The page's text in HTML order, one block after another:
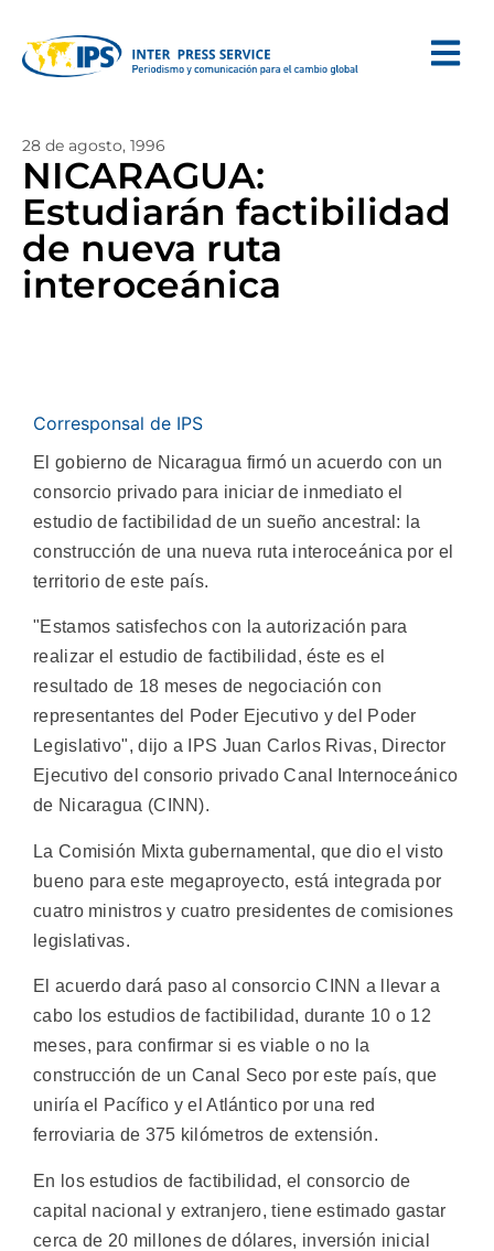
28 de agosto, 1996
NICARAGUA:
Estudiarán factibilidad
de nueva ruta
interoceánica
Corresponsal de IPS
El gobierno de Nicaragua firmó un acuerdo con un
consorcio privado para iniciar de inmediato el
estudio de factibilidad de un sueño ancestral: la
construcción de una nueva ruta interoceánica por el
territorio de este país.
"Estamos satisfechos con la autorización para
realizar el estudio de factibilidad, éste es el
resultado de 18 meses de negociación con
representantes del Poder Ejecutivo y del Poder
Legislativo", dijo a IPS Juan Carlos Rivas, Director
Ejecutivo del consorio privado Canal Internoceánico
de Nicaragua (CINN).
La Comisión Mixta gubernamental, que dio el visto
bueno para este megaproyecto, está integrada por
cuatro ministros y cuatro presidentes de comisiones
legislativas.
El acuerdo dará paso al consorcio CINN a llevar a
cabo los estudios de factibilidad, durante 10 o 12
meses, para confirmar si es viable o no la
construcción de un Canal Seco por este país, que
uniría el Pacífico y el Atlántico por una red
ferroviaria de 375 kilómetros de extensión.
En los estudios de factibilidad, el consorcio de
capital nacional y extranjero, tiene estimado gastar
cerca de 20 millones de dólares, inversión inicial